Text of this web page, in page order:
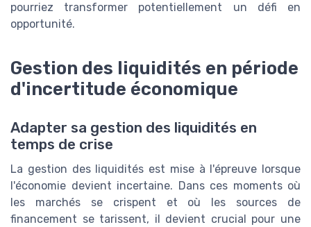
pourriez transformer potentiellement un défi en
opportunité.
Gestion des liquidités en période
d'incertitude économique
Adapter sa gestion des liquidités en
temps de crise
La gestion des liquidités est mise à l'épreuve lorsque
l'économie devient incertaine. Dans ces moments où
les marchés se crispent et où les sources de
financement se tarissent, il devient crucial pour une